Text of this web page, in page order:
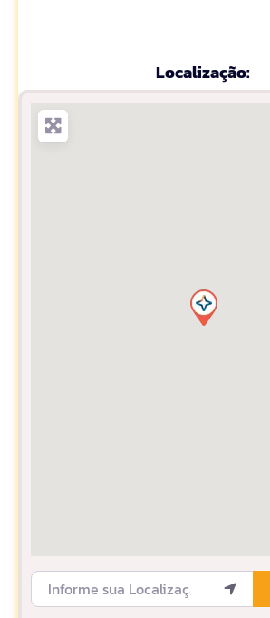
Localização:
Informe sua Localização